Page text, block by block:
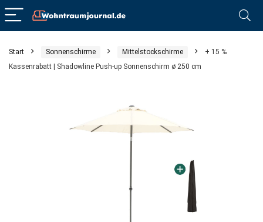
Start Sonnenschirme Mittelstockschirme
+ 15 %
Kassenrabatt | Shadowline Push-up Sonnenschirm ø 250 cm